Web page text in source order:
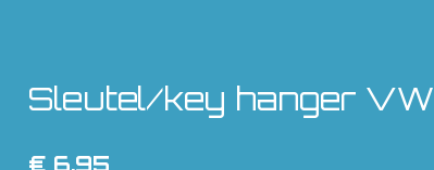
Sleutel/key hanger VW
€ 6,95